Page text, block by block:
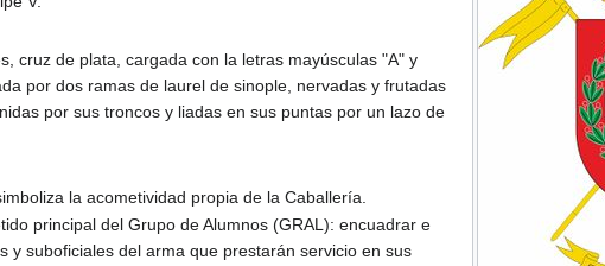
cruz de plata, cargada con la letras mayúsculas "A" y
por dos ramas de laurel de sinople, nervadas y frutadas
por sus troncos y liadas en sus puntas por un lazo de
la acometividad propia de la Caballería.
principal del Grupo de Alumnos (GRAL): encuadrar e
y suboficiales del arma que prestarán servicio en sus